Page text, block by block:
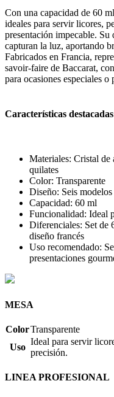
Con una capacidad de 60
ideales para servir licores,
presentación impecable.
capturan la luz, aportando
Fabricados en Francia,
savoir-faire de Baccarat,
para ocasiones especiales
Características
Materiales: Cristal de
quilates
Color: Transparente
Diseño: Seis
Capacidad: 60 ml
Funcionalidad: Ideal
Diferenciales: Set de
diseño francés
Uso recomendado:
presentaciones
MESA
ColorTransparente
Uso
Ideal para servir
precisión.
LINEA PROFESIONAL